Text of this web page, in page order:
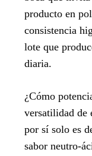
producto en
consistencia
lote que
diaria.
¿Cómo
versatilidad de
por sí solo es
sabor neutro-